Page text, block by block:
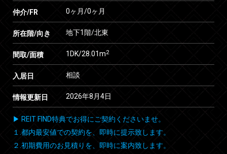
仲介/FR 0ヶ月/0ヶ月
所在階/向き 地下1階/北東
間取/面積 1DK/28.01m2
入居日 相談
情報更新日 2026年8月4日
▶ REIT FIND特典でお得にご契約くださいませ。
１.都内最安値での契約を、即時に提示致します。
２.初期費用のお見積りを、即時に案内致します。